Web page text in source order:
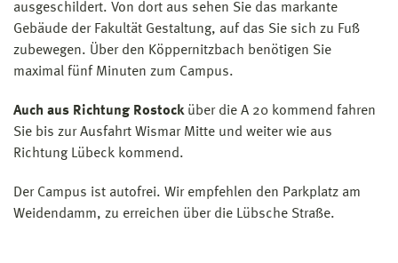
ausgeschildert. Von dort aus sehen Sie das markante
Gebäude der Fakultät Gestaltung, auf das Sie sich zu Fuß
zubewegen. Über den Köppernitzbach benötigen Sie
maximal fünf Minuten zum Campus.
Auch aus Richtung Rostocküber die A 20 kommend fahren
Sie bis zur Ausfahrt Wismar Mitte und weiter wie aus
Richtung Lübeck kommend.
Der Campus ist autofrei. Wir empfehlen den Parkplatz am
Weidendamm, zu erreichen über die Lübsche Straße.